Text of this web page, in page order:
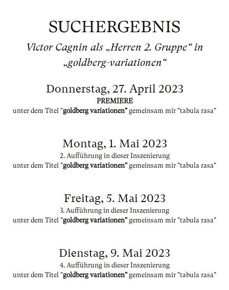
SUCHERGEBNIS
Victor Cagnin als „Herren 2. Gruppe“ in
„goldberg-variationen“
Donnerstag, 27. April 2023
PREMIERE
unter dem Titel "goldberg variationen" gemeinsam mir "tabula rasa"
Montag, 1. Mai 2023
2. Aufführung in dieser Inszenierung
unter dem Titel "goldberg variationen" gemeinsam mir "tabula rasa"
Freitag, 5. Mai 2023
3. Aufführung in dieser Inszenierung
unter dem Titel "goldberg variationen" gemeinsam mir "tabula rasa"
Dienstag, 9. Mai 2023
4. Aufführung in dieser Inszenierung
unter dem Titel "goldberg variationen" gemeinsam mir "tabula rasa"